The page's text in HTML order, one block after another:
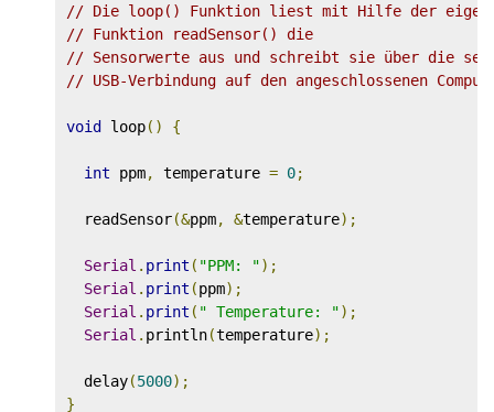
// Die loop() Funktion liest mit Hilfe der
// Funktion readSensor() die
// Sensorwerte aus und schreibt sie über die
// USB-Verbindung auf den angeschlossenen
void loop() {
int ppm, temperature = 0;
readSensor(&ppm, &temperature);
Serial . print ( "PPM: ");
Serial . print (ppm);
Serial . print ( " Temperature: ");
Serial . println(temperature);
delay(5000);
}